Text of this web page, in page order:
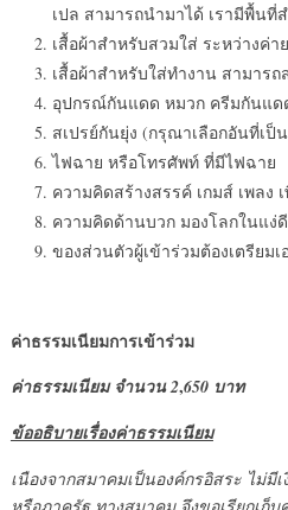
เปล สามารถนำมาได้ เรามีพื้นที่
เสื้อผ้าสำหรับสวมใส่ ระหว่างค่าย
เสื้อผ้าสำหรับใส่ทำงาน สามาร
อุปกรณ์กันแดด หมวก ครีมกันแด
สเปรย์กันยุ่ง (กรุณาเลือกอันที่เป็
ไฟฉาย หรือโทรศัพท์ ที่มีไฟฉาย
ความคิดสร้างสรรค์ เกมส์ เพลง
ความคิดด้านบวก มองโลกในแง่
ของส่วนตัวผู้เข้าร่วมต้องเตรียม
ค่าธรรมเนียมการเข้าร่วม
ค่าธรรมเนียม จำนวน 2,650 บาท
ข้ออธิบายเรื่องค่าธรรมเนียม
เนืองจากสมาคมเป็นองค์กรอิสระ ไม่